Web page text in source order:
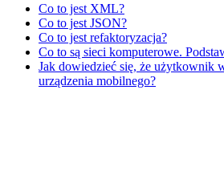
Co to jest XML?
Co to jest JSON?
Co to jest refaktoryzacja?
Co to są sieci komputerowe.
Jak dowiedzieć się, że użytkownik
urządzenia mobilnego?